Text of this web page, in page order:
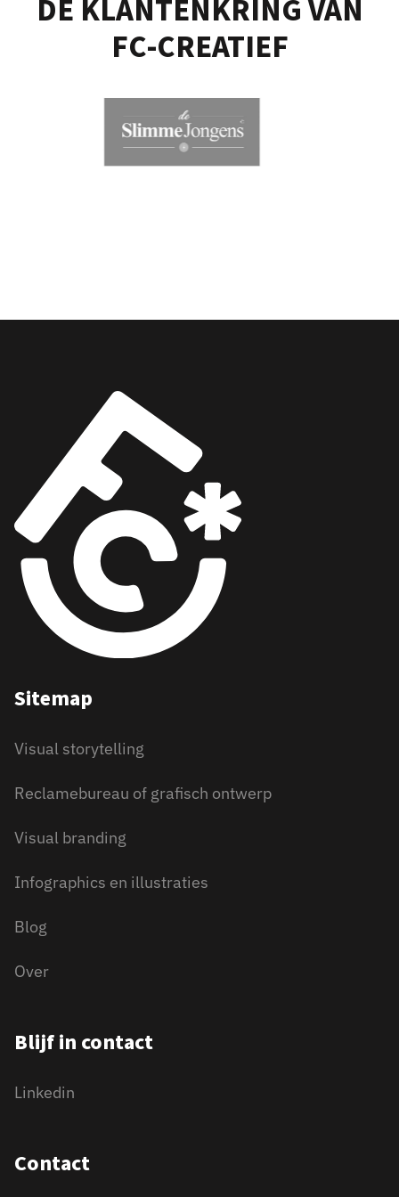
DE KLANTENKRING VAN
FC-CREATIEF
Sitemap
Visual storytelling
Reclamebureau of grafisch ontwerp
Visual branding
Infographics en illustraties
Blog
Over
Blijf in contact
Linkedin
Contact